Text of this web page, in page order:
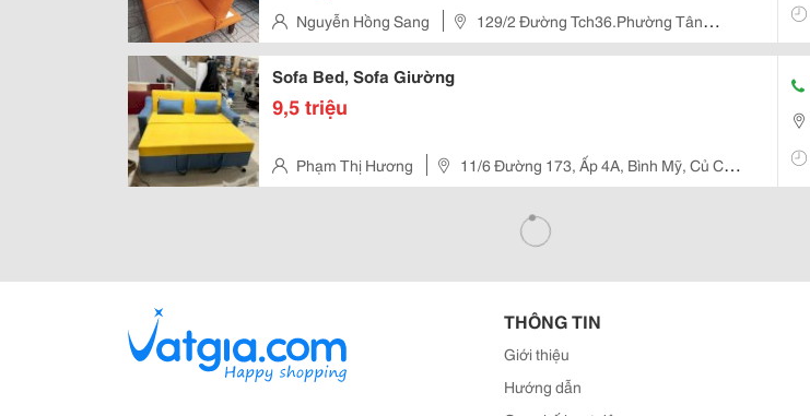
Nguyễn Hồng Sang
129/2 Đường Tch36.Phường Tân
Chánh Hiệp.q. 12, Ho Chi Minh, Vietnam
Sofa Bed, Sofa Giường
9,5 triệu
Phạm Thị Hương
11/6 Đường 173, Ấp 4A, Bình Mỹ, Củ Chi,
Hồ Chí Minh, Vietnam
THÔNG TIN
Giới thiệu
Hướng dẫn